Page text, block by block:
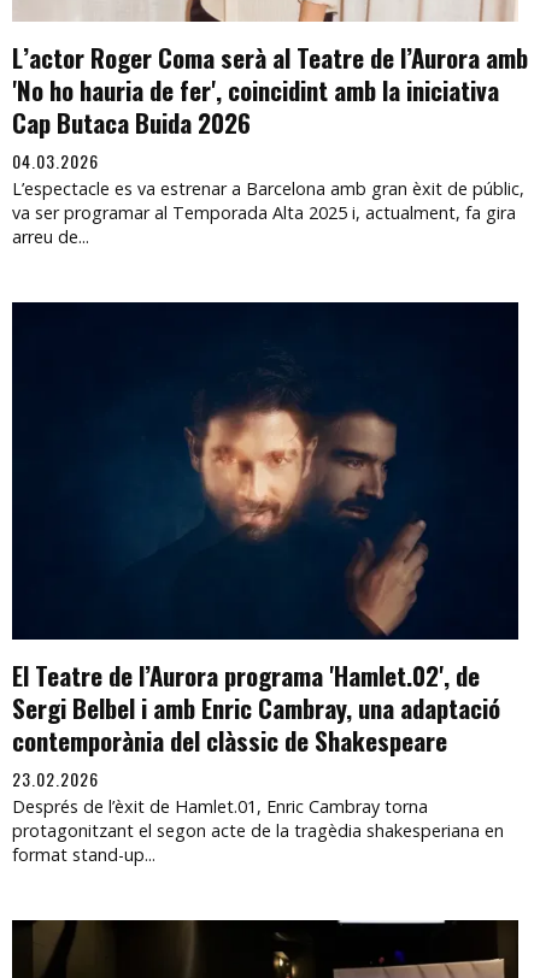
L’actor Roger Coma serà al Teatre de l’Aurora amb
'No ho hauria de fer', coincidint amb la iniciativa
Cap Butaca Buida 2026
04.03.2026
L’espectacle es va estrenar a Barcelona amb gran èxit de públic,
va ser programar al Temporada Alta 2025 i, actualment, fa gira
arreu de...
El Teatre de l’Aurora programa 'Hamlet.02', de
Sergi Belbel i amb Enric Cambray, una adaptació
contemporània del clàssic de Shakespeare
23.02.2026
Després de l’èxit de Hamlet.01, Enric Cambray torna
protagonitzant el segon acte de la tragèdia shakesperiana en
format stand-up...